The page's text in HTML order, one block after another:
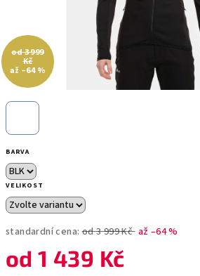
BARVA
VELIKOST
standardní cena: od 3 999 Kč až –64 %
od1 439 Kč
od 3 999
Kč
až –64 %